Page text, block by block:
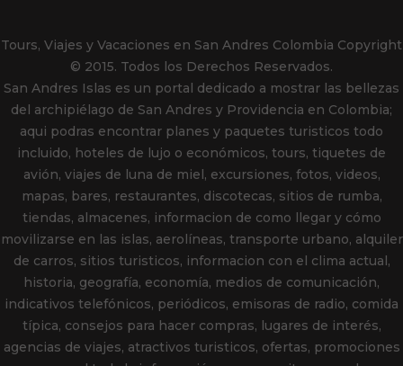
Tours, Viajes y Vacaciones en San Andres Colombia Copyright
© 2015. Todos los Derechos Reservados.
San Andres Islas es un portal dedicado a mostrar las bellezas
del archipiélago de San Andres y Providencia en Colombia;
aqui podras encontrar planes y paquetes turisticos todo
incluido, hoteles de lujo o económicos, tours, tiquetes de
avión, viajes de luna de miel, excursiones, fotos, videos,
mapas, bares, restaurantes, discotecas, sitios de rumba,
tiendas, almacenes, informacion de como llegar y cómo
movilizarse en las islas, aerolíneas, transporte urbano, alquiler
de carros, sitios turisticos, informacion con el clima actual,
historia, geografía, economía, medios de comunicación,
indicativos telefónicos, periódicos, emisoras de radio, comida
típica, consejos para hacer compras, lugares de interés,
agencias de viajes, atractivos turisticos, ofertas, promociones